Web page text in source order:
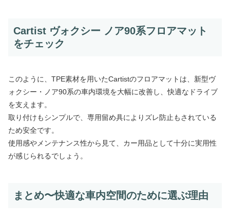
Cartist ヴォクシー ノア90系フロアマット
をチェック
このように、TPE素材を用いたCartistのフロアマットは、新型ヴ
ォクシー・ノア90系の車内環境を大幅に改善し、快適なドライブ
を支えます。
取り付けもシンプルで、専用留め具によりズレ防止もされている
ため安全です。
使用感やメンテナンス性から見て、カー用品として十分に実用性
が感じられるでしょう。
まとめ〜快適な車内空間のために選ぶ理由